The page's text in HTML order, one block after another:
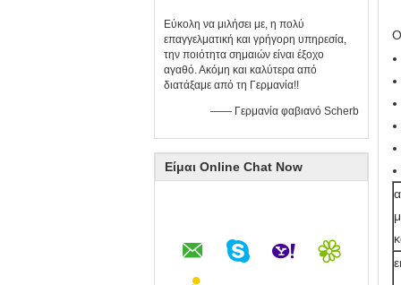
Εύκολη να μιλήσει με, η πολύ
επαγγελματική και γρήγορη υπηρεσία,
την ποιότητα σημαιών είναι έξοχο
αγαθό. Ακόμη και καλύτερα από
διατάξαμε από τη Γερμανία!!
—— Γερμανία φαβιανό Scherb
Είμαι Online Chat Now